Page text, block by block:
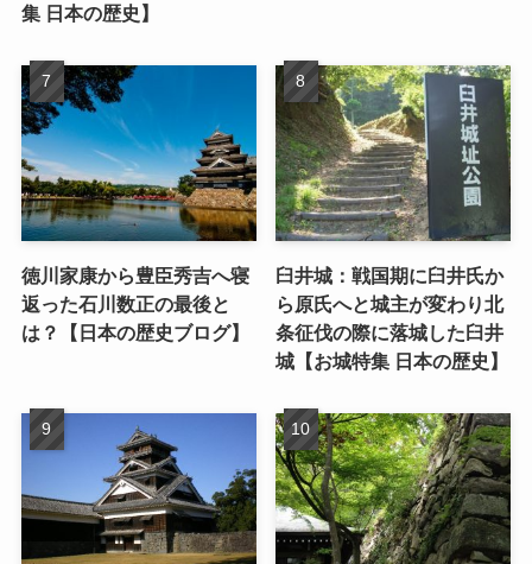
集 日本の歴史】
徳川家康から豊臣秀吉へ寝
返った石川数正の最後と
は？【日本の歴史ブログ】
臼井城：戦国期に臼井氏か
ら原氏へと城主が変わり北
条征伐の際に落城した臼井
城【お城特集 日本の歴史】